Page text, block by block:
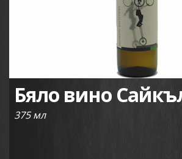
Бяло вино
375 мл